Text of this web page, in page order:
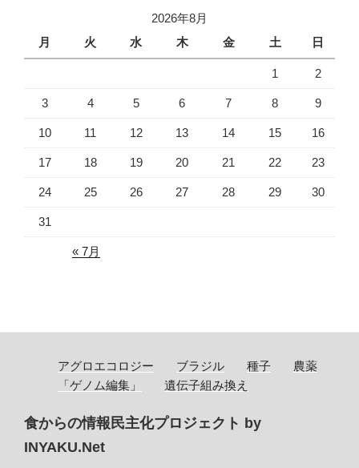
2026年8月
月
火 水 木 金 土 日
1 2
3 4 5 6 7 8 9
10 11 12 13 14 15 16
17 18 19 20 21 22 23
24 25 26 27 28 29 30
31
« 7月
アグロエコロジー ブラジル 種子
農薬
「ゲノム編集」
遺伝子組み換え
食からの情報民主化プロジェクト by
INYAKU.Net